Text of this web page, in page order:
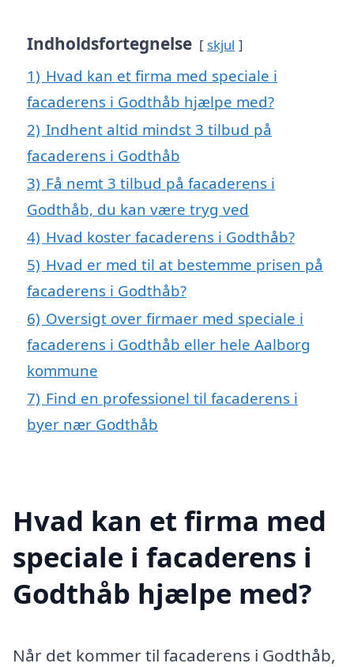
Indholdsfortegnelse skjul
1) Hvad kan et firma med speciale i
facaderens i Godthåb hjælpe med?
2) Indhent altid mindst 3 tilbud på
facaderens i Godthåb
3) Få nemt 3 tilbud på facaderens i
Godthåb, du kan være tryg ved
4) Hvad koster facaderens i Godthåb?
5) Hvad er med til at bestemme prisen på
facaderens i Godthåb?
6) Oversigt over firmaer med speciale i
facaderens i Godthåb eller hele Aalborg
kommune
7) Find en professionel til facaderens i
byer nær Godthåb
Hvad kan et firma med
speciale i facaderens i
Godthåb hjælpe med?
Når det kommer til facaderens i Godthåb,